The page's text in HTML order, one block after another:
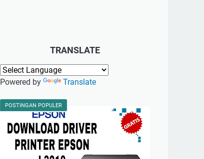
TRANSLATE
Powered by Translate
POSTINGAN POPULER